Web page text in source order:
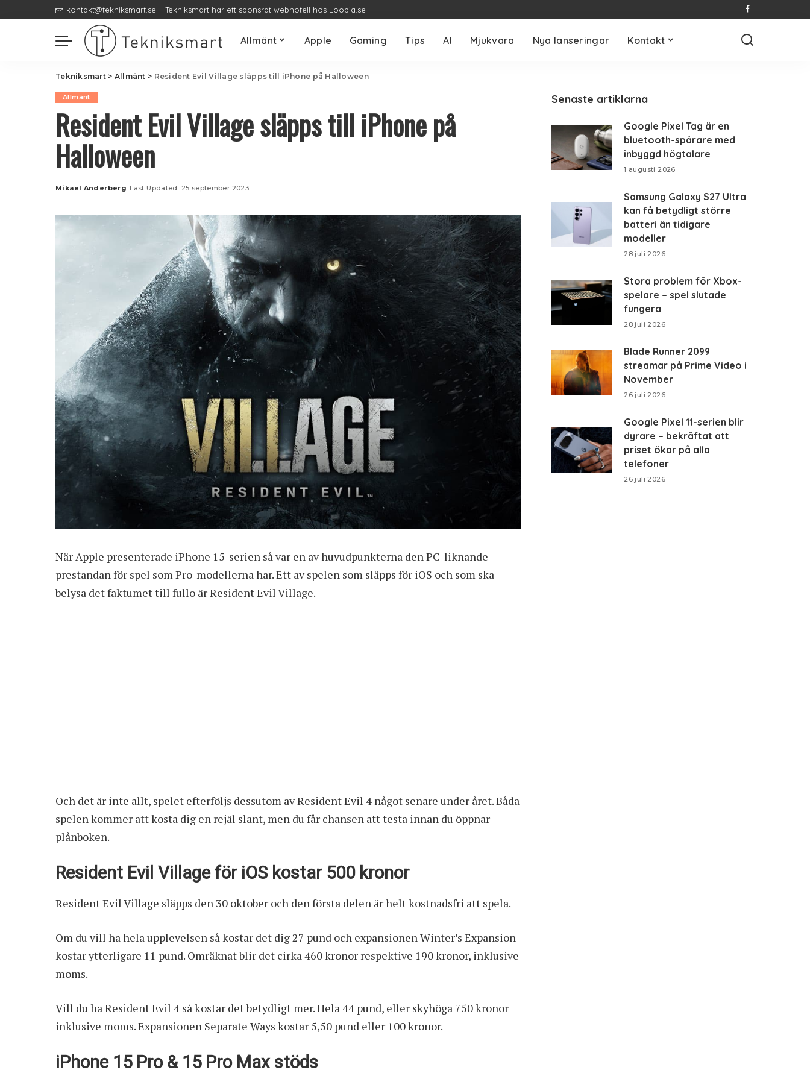
kontakt@tekniksmart.se Tekniksmart har ett sponsrat webhotell hos Loopia.se
Allmänt Apple Gaming Tips AI Mjukvara Nya lanseringar Kontakt
Tekniksmart> Allmänt > Resident Evil Village släpps till iPhone på Halloween
Allmänt
Resident Evil Village släpps till iPhone på
Halloween
Posted
Mikael Anderberg Last Updated: 25 september 2023
När Apple presenterade iPhone 15-serien så var en av huvudpunkterna den PC-liknande
prestandan för spel som Pro-modellerna har. Ett av spelen som släpps för iOS och som ska
belysa det faktumet till fullo är Resident Evil Village.
Och det är inte allt, spelet efterföljs dessutom av Resident Evil 4 något senare under året. Båda
spelen kommer att kosta dig en rejäl slant, men du får chansen att testa innan du öppnar
plånboken.
Resident Evil Village för iOS kostar 500 kronor
Resident Evil Village släpps den 30 oktober och den första delen är helt kostnadsfri att spela.
Om du vill ha hela upplevelsen så kostar det dig 27 pund och expansionen Winter’s Expansion
kostar ytterligare 11 pund. Omräknat blir det cirka 460 kronor respektive 190 kronor, inklusive
moms.
Vill du ha Resident Evil 4 så kostar det betydligt mer. Hela 44 pund, eller skyhöga 750 kronor
inklusive moms. Expansionen Separate Ways kostar 5,50 pund eller 100 kronor.
iPhone 15 Pro & 15 Pro Max stöds
Senaste artiklarna
Google Pixel Tag är en
bluetooth-spårare med
inbyggd högtalare
1 augusti 2026
Samsung Galaxy S27 Ultra
kan få betydligt större
batteri än tidigare
modeller
28 juli 2026
Stora problem för Xbox-
spelare – spel slutade
fungera
28 juli 2026
Blade Runner 2099
streamar på Prime Video i
November
26 juli 2026
Google Pixel 11-serien blir
dyrare – bekräftat att
priset ökar på alla
telefoner
26 juli 2026